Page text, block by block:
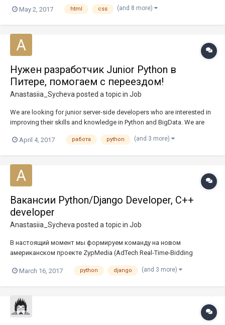
сложности. Сейчас у нас в команде: 4 Технолога/Верстальщика
May 2, 2017 html css (and 8 more)
Нужен разработчик Junior Python в
Питере, помогаем с переездом!
Anastasiia_Sycheva posted a topic in Job
We are looking for junior server-side developers who are interested in
improving their skills and knowledge in Python and BigData. We are
company that aggregates marketing campaigns data from multiple
April 4, 2017 работа python (and 3 more)
Вакансии Python/Django Developer, C++
developer
Anastasiia_Sychevaposted a topic in Job
В настоящий момент мы формируем команду на новом
американском проекте ZypMedia (AdTech Real-Time-Bidding
хорошо финансируемая компания с тысячами клиентов и
March 16, 2017 python django (and 3 more)